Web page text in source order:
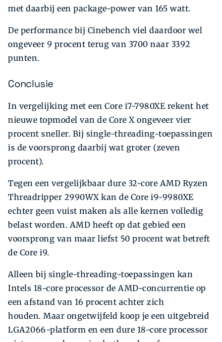
met daarbij een package-power van 165 watt.
De performance bij Cinebench viel daardoor wel
ongeveer 9 procent terug van 3700 naar 3392
punten.
Conclusie
In vergelijking met een Core i7-7980XE rekent het
nieuwe topmodel van de Core X ongeveer vier
procent sneller. Bij single-threading-toepassingen
is de voorsprong daarbij wat groter (zeven
procent).
Tegen een vergelijkbaar dure 32-core AMD Ryzen
Threadripper 2990WX kan de Core i9-9980XE
echter geen vuist maken als alle kernen volledig
belast worden. AMD heeft op dat gebied een
voorsprong van maar liefst 50 procent wat betreft
de Core i9.
Alleen bij single-threading-toepassingen kan
Intels 18-core processor de AMD-concurrentie op
een afstand van 16 procent achter zich
houden. Maar ongetwijfeld koop je een uitgebreid
LGA2066-platform en een dure 18-core processor